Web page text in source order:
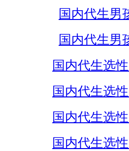
国内代生男
国内代生男
国内代生选
国内代生选
国内代生选
国内代生选